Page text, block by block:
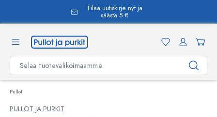
Tilaa uutiskirje nyt ja
säästä 5 €
Pullot
PULLOT JA PURKIT